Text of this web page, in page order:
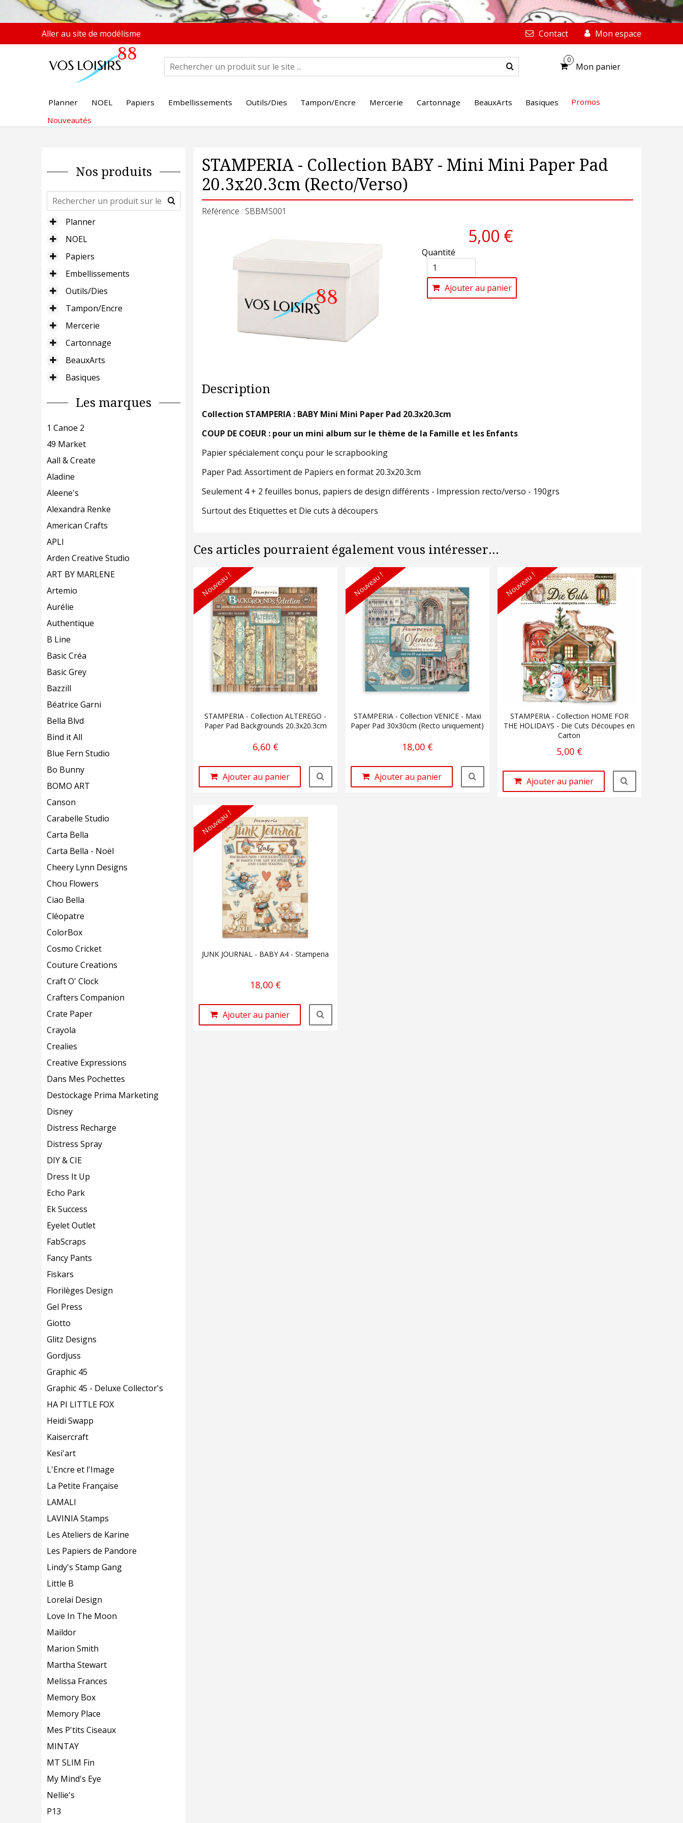
Aller au site de modélisme Contact Mon espace
0
Mon panier
Planner NOEL Papiers Embellissements Outils/Dies Tampon/Encre Mercerie Cartonnage BeauxArts Basiques
Promos
Nouveautés
Nos produits
Planner
NOEL
Papiers
Embellissements
Outils/Dies
Tampon/Encre
Mercerie
Cartonnage
BeauxArts
Basiques
Les marques
1 Canoe 2
49 Market
Aall & Create
Aladine
Aleene's
Alexandra Renke
American Crafts
APLI
Arden Creative Studio
ART BY MARLENE
Artemio
Aurélie
Authentique
B Line
Basic Créa
Basic Grey
Bazzill
Béatrice Garni
Bella Blvd
Bind it All
Blue Fern Studio
Bo Bunny
BOMO ART
Canson
Carabelle Studio
Carta Bella
Carta Bella - Noël
Cheery Lynn Designs
Chou Flowers
Ciao Bella
Cléopatre
ColorBox
Cosmo Cricket
Couture Creations
Craft O' Clock
Crafters Companion
Crate Paper
Crayola
Crealies
Creative Expressions
Dans Mes Pochettes
Destockage Prima Marketing
Disney
Distress Recharge
Distress Spray
DIY & CIE
Dress It Up
Echo Park
Ek Success
Eyelet Outlet
FabScraps
Fancy Pants
Fiskars
Florilèges Design
Gel Press
Giotto
Glitz Designs
Gordjuss
Graphic 45
Graphic 45 - Deluxe Collector's
HA PI LITTLE FOX
Heidi Swapp
Kaisercraft
Kesi'art
L'Encre et l'Image
La Petite Française
LAMALI
LAVINIA Stamps
Les Ateliers de Karine
Les Papiers de Pandore
Lindy's Stamp Gang
Little B
Lorelai Design
Love In The Moon
Maildor
Marion Smith
Martha Stewart
Melissa Frances
Memory Box
Memory Place
Mes P'tits Ciseaux
MINTAY
MT SLIM Fin
My Mind's Eye
Nellie's
P13
STAMPERIA - Collection BABY - Mini Mini Paper Pad
20.3x20.3cm (Recto/Verso)
Référence : SBBMS001
5,00 €
Quantité
Ajouter au panier
Description
Collection STAMPERIA : BABY Mini Mini Paper Pad 20.3x20.3cm
COUP DE COEUR : pour un mini album sur le thème de la Famille et les Enfants
Papier spécialement conçu pour le scrapbooking
Paper Pad: Assortiment de Papiers en format 20.3x20.3cm
Seulement 4 + 2 feuilles bonus, papiers de design différents - Impression recto/verso - 190grs
Surtout des Etiquettes et Die cuts à découpers
Ces articles pourraient également vous intéresser...
Nouveau !
STAMPERIA - Collection ALTEREGO -
Paper Pad Backgrounds 20.3x20.3cm
6,60 €
Ajouter au panier
Nouveau !
STAMPERIA - Collection VENICE - Maxi
Paper Pad 30x30cm (Recto uniquement)
18,00 €
Ajouter au panier
Nouveau !
STAMPERIA - Collection HOME FOR
THE HOLIDAYS - Die Cuts Découpes en
Carton
5,00 €
Ajouter au panier
Nouveau !
JUNK JOURNAL - BABY A4 - Stamperia
18,00 €
Ajouter au panier